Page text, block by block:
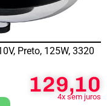
Preto, 125W, 3320
129,10
4x sem juros